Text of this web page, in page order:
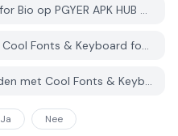
Is de Cool Fonts & Keyboard for Bio op PGYER APK HUB gratis te downloaden?
Heb ik een account nodig om Cool Fonts & Keyboard for Bio van PGYER APK HUB te downloaden?
Hoe kan ik een probleem melden met Cool Fonts & Keyboard for Bio op PGYER APK HUB?
Ja Nee